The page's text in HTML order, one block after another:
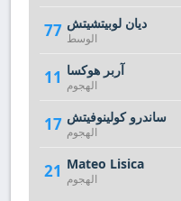
77 ديان لوبيتشيتش
الوسط
11 آربر هوكسا
الهجوم
17 ساندرو كولينوفيتش
الهجوم
21 Mateo Lisica
الهجوم